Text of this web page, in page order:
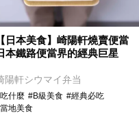
【日本美食】崎陽軒燒賣便當
本鐵路便當界的經典巨星
陽軒シウマイ弁当
什麼 #B級美食 #經典必吃
地美食